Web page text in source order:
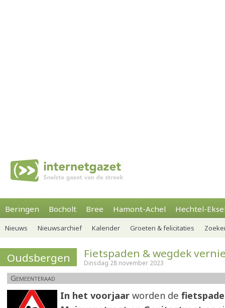
Beringen Bocholt Bree Hamont-Achel Hechtel-
Nieuws Nieuwsarchief Kalender Groeten & felicitaties
Oudsbergen Fietspaden & wegdek
Dinsdag 28 november 2023
Gemeenteraad
In het voorjaar worden de